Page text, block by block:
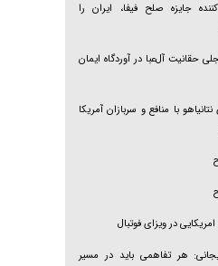
جایزه صلح فیفا، ایران را
حقانیت آل‌عبا در آوردگاه ایمان
با منافع و سربازان آمریکا
در ویزای فوتبال
هر تفاهمی باید در مسیر